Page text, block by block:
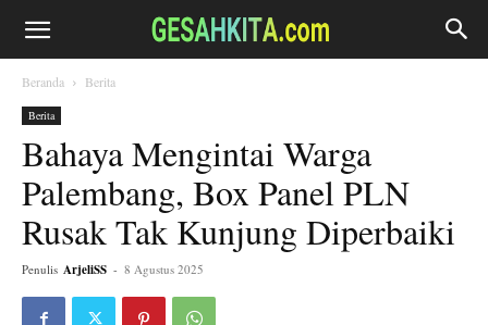
Beranda Berita
Berita
Bahaya Mengintai Warga
Palembang, Box Panel PLN
Rusak Tak Kunjung Diperbaiki
Penulis ArjeliSS - 8 Agustus 2025